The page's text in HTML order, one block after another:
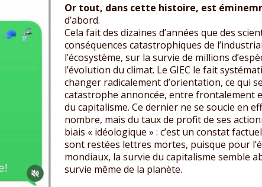
Or tout, dans cette histoire, est
d’abord.
Cela fait des dizaines d’années que des
conséquences catastrophiques de
l’écosystème, sur la survie de millions
l’évolution du climat. Le GIEC le fait
changer radicalement d’orientation, ce qui
catastrophe annoncée, entre frontalement
du capitalisme. Ce dernier ne se soucie en
nombre, mais du taux de profit de ses
biais « idéologique » : c’est un constat
sont restées lettres mortes, puisque pour
mondiaux, la survie du capitalisme semble
survie même de la planète.